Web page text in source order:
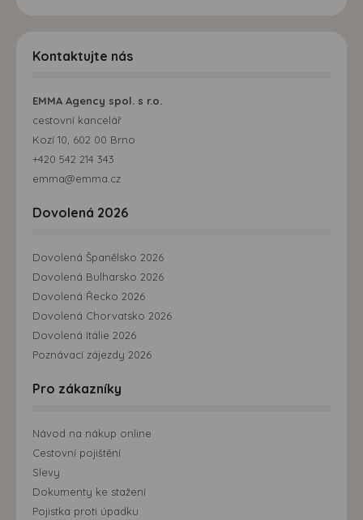
Kontaktujte nás
EMMA Agency spol. s r.o.
cestovní kancelář
Kozí 10, 602 00 Brno
+420 542 214 343
emma@emma.cz
Dovolená 2026
Dovolená Španělsko 2026
Dovolená Bulharsko 2026
Dovolená Řecko 2026
Dovolená Chorvatsko 2026
Dovolená Itálie 2026
Poznávací zájezdy 2026
Pro zákazníky
Návod na nákup online
Cestovní pojištění
Slevy
Dokumenty ke stažení
Pojistka proti úpadku